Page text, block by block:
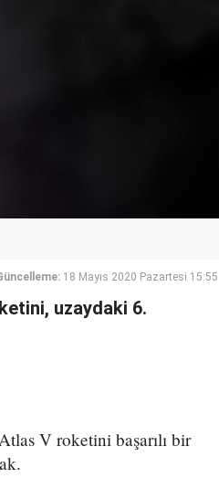
18 Mayıs 2020 Pazartesi 15:55
uzaydaki 6.
V roketini başarılı bir